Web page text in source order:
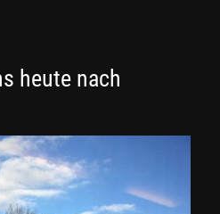
heute nach